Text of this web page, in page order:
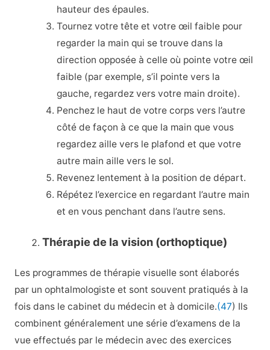
hauteur des épaules.
Tournez votre tête et votre œil faible pour
regarder la main qui se trouve dans la
direction opposée à celle où pointe votre œil
faible (par exemple, s’il pointe vers la
gauche, regardez vers votre main droite).
Penchez le haut de votre corps vers l’autre
côté de façon à ce que la main que vous
regardez aille vers le plafond et que votre
autre main aille vers le sol.
Revenez lentement à la position de départ.
Répétez l’exercice en regardant l’autre main
et en vous penchant dans l’autre sens.
Thérapie de la vision (orthoptique)
Les programmes de thérapie visuelle sont élaborés
par un ophtalmologiste et sont souvent pratiqués à la
fois dans le cabinet du médecin et à domicile.(47) Ils
combinent généralement une série d’examens de la
vue effectués par le médecin avec des exercices